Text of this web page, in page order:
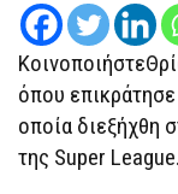
όπου
οποία διεξήχθη
της Super